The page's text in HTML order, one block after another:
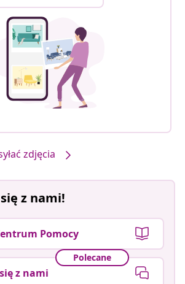
zdjęcia
z nami!
Pomocy
Polecane
z nami